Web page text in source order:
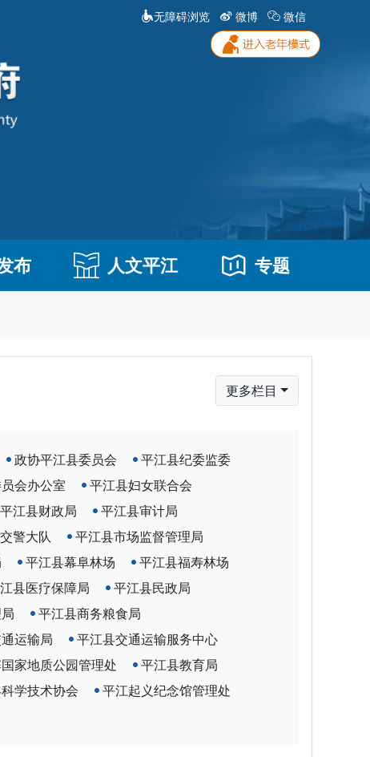
无障碍浏览 微博 微信
布 人文平江 专题
更多栏目
政协平江县委员会
平江县纪委监委
会办公室
平江县妇女联合会
平江县财政局
平江县审计局
警大队
平江县市场监督管理局
平江县幕阜林场
平江县福寿林场
县医疗保障局
平江县民政局
平江县商务粮食局
运输局
平江县交通运输服务中心
家地质公园管理处
平江县教育局
学技术协会
平江起义纪念馆管理处